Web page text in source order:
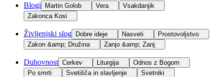
Blogi Martin Golob Vera
Vsakdanjik
Zakonca Kosi
Življenjski slog Dobre ideje Nasveti
Prostovoljstvo
Zakon &amp; Družina
Zanjo &amp; Zanj
Duhovnost Cerkev Liturgija
Odnos z Bogom
Po smrti
Svetišča in slavljenje
Svetniki